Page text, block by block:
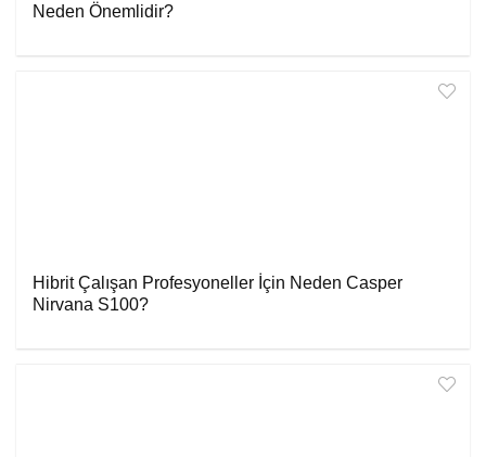
Neden Önemlidir?
Hibrit Çalışan Profesyoneller İçin Neden Casper
Nirvana S100?